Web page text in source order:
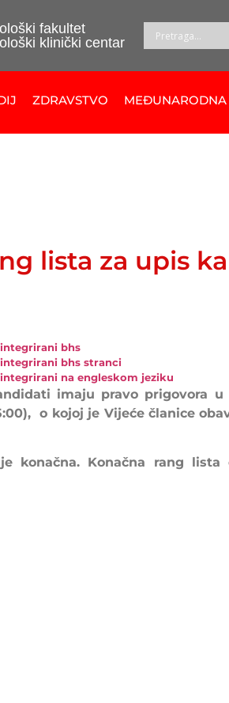
fakultet
klinički centar
ZDRAVSTVO MEĐUNARODNA
lista za upis
bhs
bhs stranci
na engleskom jeziku
imaju pravo prigovora
o kojoj je Vijeće članice
konačna. Konačna rang